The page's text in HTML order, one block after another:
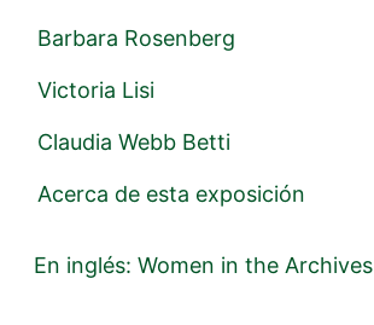
Barbara Rosenberg
Victoria Lisi
Claudia Webb Betti
Acerca de esta exposición
En inglés: Women in the Archives